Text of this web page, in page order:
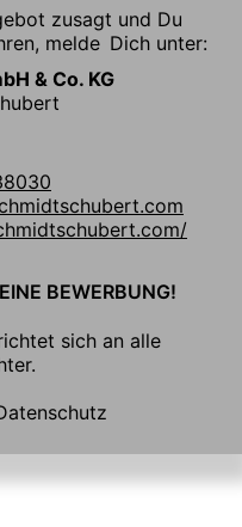
zusagt und Du
melde Dich unter:
& Co. KG
BEWERBUNG!
sich an alle